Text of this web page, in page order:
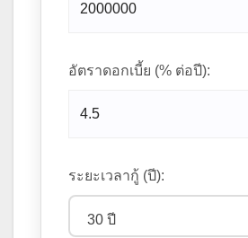
อัตราดอกเบี้ย (% ต่อปี):
ระยะเวลากู้ (ปี):